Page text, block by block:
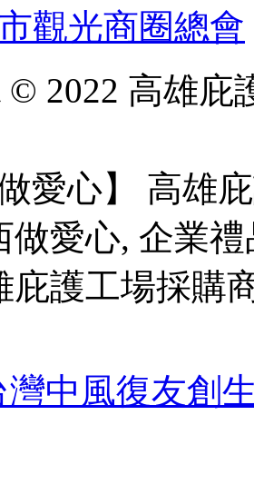
觀光商圈總會
© 2022 高雄
做愛心】 高雄
做愛心, 企業
庇護工場採購
灣中風復友創